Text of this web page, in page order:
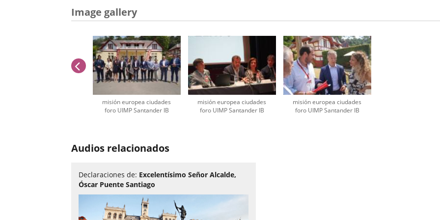
Image gallery
misión europea ciudades
foro UIMP Santander IB
misión europea ciudades
foro UIMP Santander IB
misión europea ciudades
foro UIMP Santander IB
sliders:
previus
Audios relacionados
Declaraciones de: Excelentísimo Señor Alcalde,
Óscar Puente Santiago